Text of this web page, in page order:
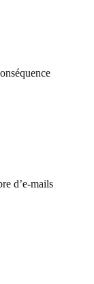
d’e-mails